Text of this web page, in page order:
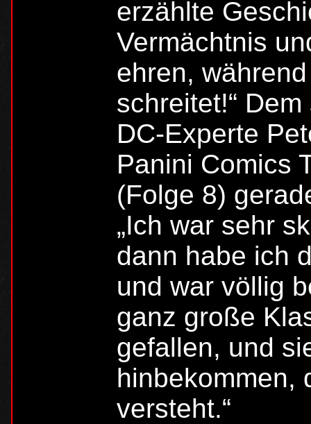
erzählte
Vermächtnis
ehren,
schreitet!“
DC-Experte
Panini Comics
(Folge 8)
„Ich war sehr
dann habe ich
und war völlig
ganz große
gefallen, und
hinbekommen,
versteht.“